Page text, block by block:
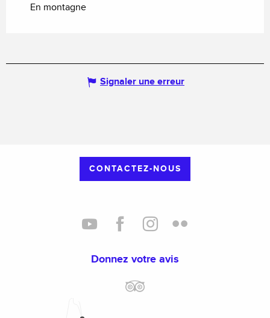
En montagne
Signaler une erreur
CONTACTEZ-NOUS
Donnez votre avis